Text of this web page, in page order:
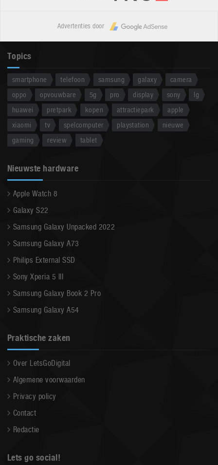
Advertenties door
Topics
smartphone telefoon samsung galaxy
camera
oppo
opvouwbare 5g pro display sony
lg
huawei
pretpark kopen attractiepark
apple
xiaomi
tv spelcomputer playstation
nieuwe
gaming
review tablet
Nieuwste hardware
Apple Watch 8
Galaxy S22
Samsung Galaxy Unpacked 2022
Samsung Galaxy A73
Philips External SSD
Sony Xperia 5 III
Samsung Galaxy Book 2 Pro
Samsung Galaxy A54
Praktische zaken
Over LetsGoDigital
Algemene voorwaarden
Privacy policy
Contact
Redactie
Lets go social!